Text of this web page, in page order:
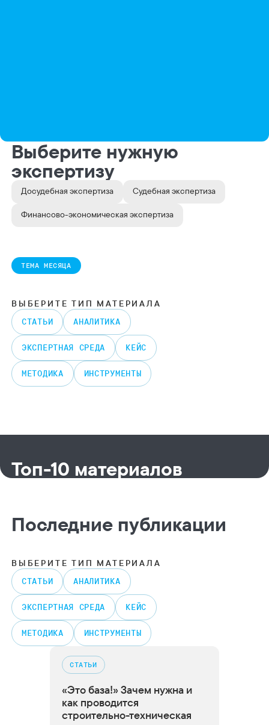
Выберите нужную
экспертизу
Досудебная экспертиза Судебная экспертиза
Финансово-экономическая экспертиза
ТЕМА МЕСЯЦА
ВЫБЕРИТЕ ТИП МАТЕРИАЛА
CТАТЬИ
АНАЛИТИКА
ЭКСПЕРТНАЯ СРЕДА КЕЙС
МЕТОДИКА ИНСТРУМЕНТЫ
Топ-10 материалов
Последние публикации
CТАТЬИ
«Это база!» Зачем нужна и
как проводится
строительно-техническая
ВЫБЕРИТЕ ТИП МАТЕРИАЛА
CТАТЬИ
АНАЛИТИКА
ЭКСПЕРТНАЯ СРЕДА КЕЙС
МЕТОДИКА ИНСТРУМЕНТЫ